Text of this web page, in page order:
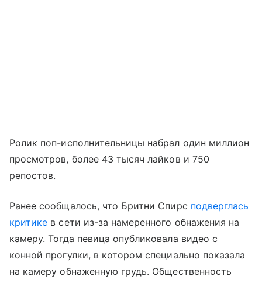
Ролик поп-исполнительницы набрал один миллион
просмотров, более 43 тысяч лайков и 750
репостов.
Ранее сообщалось, что Бритни Спирс подверглась
критике в сети из-за намеренного обнажения на
камеру. Тогда певица опубликовала видео с
конной прогулки, в котором специально показала
на камеру обнаженную грудь. Общественность